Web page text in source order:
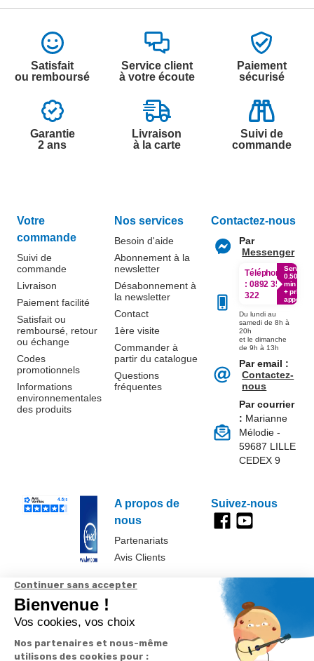
Satisfait
ou remboursé
Service client
à votre écoute
Paiement
sécurisé
Garantie
2 ans
Livraison
à la carte
Suivi de
commande
Votre
commande
Suivi de
commande
Livraison
Paiement facilité
Satisfait ou
remboursé, retour
ou échange
Codes
promotionnels
Informations
environnementales
des produits
Nos services
Besoin d'aide
Abonnement à la
newsletter
Désabonnement à
la newsletter
Contact
1ère visite
Commander à
partir du catalogue
Questions
fréquentes
A propos de
nous
Partenariats
Avis Clients
Contactez-nous
Par
Messenger
Téléphone
: 0892 350
322
Service
0.50€ /
min
+ prix
appel
Du lundi au
samedi de 8h à
20h
et le dimanche
de 9h à 13h
Par email :
Contactez-
nous
Par courrier
: Marianne
Mélodie -
59687 LILLE
CEDEX 9
Suivez-nous
Données
personnelles et
cookies
Paramétrer
les cookies
Conditions
générales de